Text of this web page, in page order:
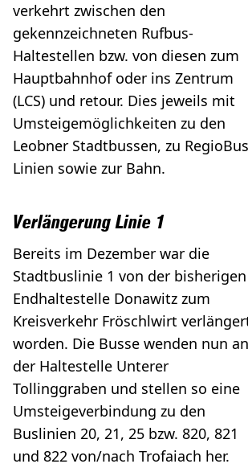
verkehrt zwischen den
gekennzeichneten Rufbus-
Haltestellen bzw. von diesen zum
Hauptbahnhof oder ins Zentrum
(LCS) und retour. Dies jeweils mit
Umsteigemöglichkeiten zu den
Leobner Stadtbussen, zu
Linien sowie zur Bahn.
Verlängerung Linie 1
Bereits im Dezember war die
Stadtbuslinie 1 von der bisherigen
Endhaltestelle Donawitz zum
Kreisverkehr Fröschlwirt
worden. Die Busse wenden nun an
der Haltestelle Unterer
Tollinggraben und stellen so eine
Umsteigeverbindung zu den
Buslinien 20, 21, 25 bzw. 820, 821
und 822 von/nach Trofaiach her.